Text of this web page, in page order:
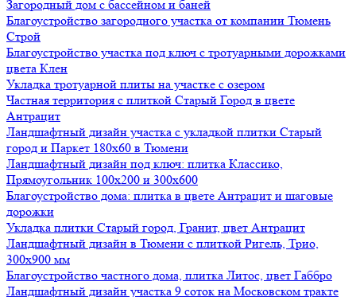
Загородный дом с бассейном и баней
Благоустройство загородного участка от компании Тюмень
Строй
Благоустройство участка под ключ с тротуарными дорожками
цвета Клен
Укладка тротуарной плиты на участке с озером
Частная территория с плиткой Старый Город в цвете
Антрацит
Ландшафтный дизайн участка с укладкой плитки Старый
город и Паркет 180х60 в Тюмени
Ландшафтный дизайн под ключ: плитка Классико,
Прямоугольник 100х200 и 300х600
Благоустройство дома: плитка в цвете Антрацит и шаговые
дорожки
Укладка плитки Старый город, Гранит, цвет Антрацит
Ландшафтный дизайн в Тюмени с плиткой Ригель, Трио,
300х900 мм
Благоустройство частного дома, плитка Литос, цвет Габбро
Ландшафтный дизайн участка 9 соток на Московском тракте